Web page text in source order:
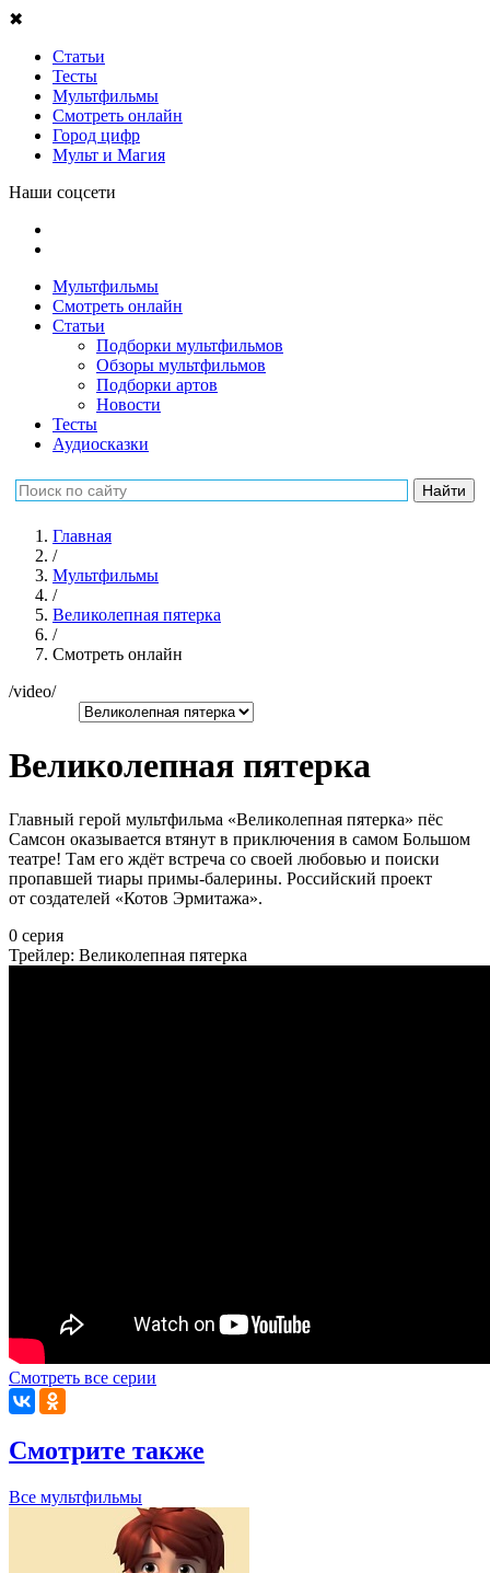
✖
Статьи
Тесты
Мультфильмы
Смотреть онлайн
Город цифр
Мульт и Магия
Наши соцсети
Мультфильмы
Смотреть онлайн
Статьи
Подборки мультфильмов
Обзоры мультфильмов
Подборки артов
Новости
Тесты
Аудиосказки
Главная
/
Мультфильмы
/
Великолепная пятерка
/
Смотреть онлайн
/video/
Великолепная пятерка
Главный герой мультфильма «Великолепная пятерка» пёс
Самсон оказывается втянут в приключения в самом Большом
театре! Там его ждёт встреча со своей любовью и поиски
пропавшей тиары примы-балерины. Российский проект
от создателей «Котов Эрмитажа».
0 серия
Трейлер: Великолепная пятерка
Смотреть все серии
Смотрите также
Все мультфильмы